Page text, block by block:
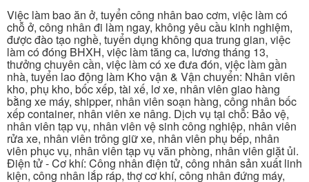
Việc làm bao ăn ở, tuyển công nhân bao cơm, việc làm có
chỗ ở, công nhân đi làm ngay, không yêu cầu kinh nghiệm,
được đào tạo nghề, tuyển dụng không qua trung gian, việc
làm có đóng BHXH, việc làm tăng ca, lương tháng 13,
thưởng chuyên cần, việc làm có xe đưa đón, việc làm gần
nhà, tuyển lao động làm Kho vận & Vận chuyển: Nhân viên
kho, phụ kho, bốc xếp, tài xế, lơ xe, nhân viên giao hàng
bằng xe máy, shipper, nhân viên soạn hàng, công nhân bốc
xếp container, nhân viên xe nâng. Dịch vụ tại chỗ: Bảo vệ,
nhân viên tạp vụ, nhân viên vệ sinh công nghiệp, nhân viên
rửa xe, nhân viên trông giữ xe, nhân viên phụ bếp, nhân
viên phục vụ, nhân viên tạp vụ văn phòng, nhân viên giặt ủi.
Điện tử - Cơ khí: Công nhân điện tử, công nhân sản xuất linh
kiện, công nhân lắp ráp, thợ cơ khí, công nhân đứng máy,